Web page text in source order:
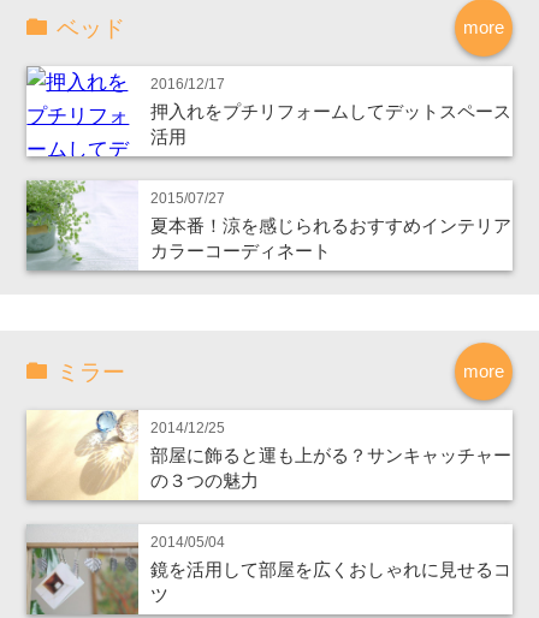
more
ベッド
2016/12/17
押入れをプチリフォームしてデットスペース
活用
2015/07/27
夏本番！涼を感じられるおすすめインテリア
カラーコーディネート
more
ミラー
2014/12/25
部屋に飾ると運も上がる？サンキャッチャー
の３つの魅力
2014/05/04
鏡を活用して部屋を広くおしゃれに見せるコ
ツ